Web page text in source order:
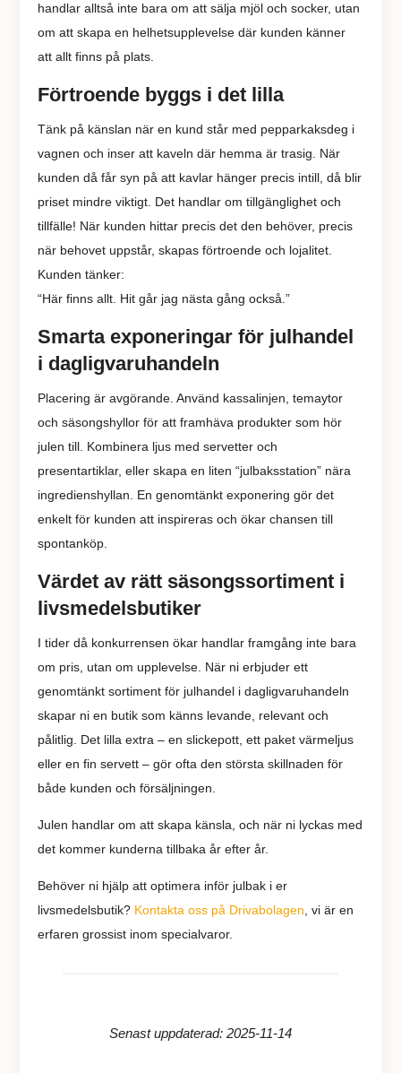
handlar alltså inte bara om att sälja mjöl och socker, utan
om att skapa en helhetsupplevelse där kunden känner
att allt finns på plats.
Förtroende byggs i det lilla
Tänk på känslan när en kund står med pepparkaksdeg i
vagnen och inser att kaveln där hemma är trasig. När
kunden då får syn på att kavlar hänger precis intill, då blir
priset mindre viktigt. Det handlar om tillgänglighet och
tillfälle! När kunden hittar precis det den behöver, precis
när behovet uppstår, skapas förtroende och lojalitet.
Kunden tänker:
“Här finns allt. Hit går jag nästa gång också.”
Smarta exponeringar för julhandel
i dagligvaruhandeln
Placering är avgörande. Använd kassalinjen, temaytor
och säsongshyllor för att framhäva produkter som hör
julen till. Kombinera ljus med servetter och
presentartiklar, eller skapa en liten “julbaksstation” nära
ingredienshyllan. En genomtänkt exponering gör det
enkelt för kunden att inspireras och ökar chansen till
spontanköp.
Värdet av rätt säsongssortiment i
livsmedelsbutiker
I tider då konkurrensen ökar handlar framgång inte bara
om pris, utan om upplevelse. När ni erbjuder ett
genomtänkt sortiment för julhandel i dagligvaruhandeln
skapar ni en butik som känns levande, relevant och
pålitlig. Det lilla extra – en slickepott, ett paket värmeljus
eller en fin servett – gör ofta den största skillnaden för
både kunden och försäljningen.
Julen handlar om att skapa känsla, och när ni lyckas med
det kommer kunderna tillbaka år efter år.
Behöver ni hjälp att optimera inför julbak i er
livsmedelsbutik? Kontakta oss på Drivabolagen , vi är en
erfaren grossist inom specialvaror.
Senast uppdaterad: 2025-11-14